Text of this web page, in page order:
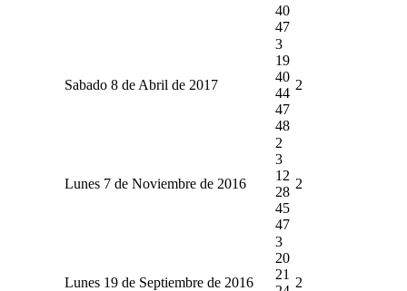
40
47
Sabado 8 de Abril de 2017
3
19
40
44
47
48
2
Lunes 7 de Noviembre de 2016
2
3
12
28
45
47
2
Lunes 19 de Septiembre de 2016
3
20
21
2